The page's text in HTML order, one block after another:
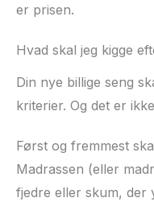
er prisen.
Hvad skal jeg kigge
Din nye billige seng
kriterier. Og det er
Først og fremmest
Madrassen (eller
fjedre eller skum, der